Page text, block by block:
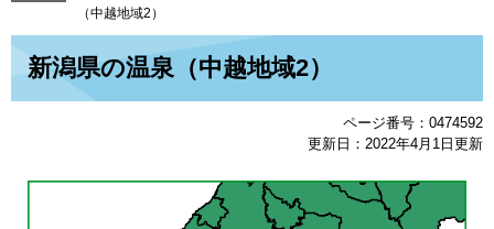
で
す。
ば
本
（中越地域2）
新潟県の温泉（中越地域2）
ページ番号：0474592
更新日：2022年4月1日更新